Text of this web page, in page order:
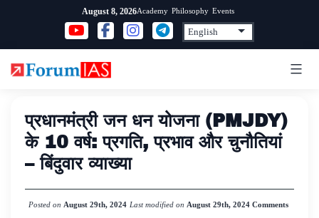
content
August 8, 2026Academy Philosophy Events
प्रधानमंत्री जन धन योजना (PMJDY)
के 10 वर्ष: प्रगति, प्रभाव और चुनौतियां
– बिंदुवार व्याख्या
Posted on August 29th, 2024 Last modified on August 29th, 2024 Comments